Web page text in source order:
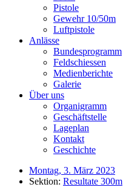
Pistole
Gewehr 10/50m
Luftpistole
Anlässe
Bundesprogramm
Feldschiessen
Medienberichte
Galerie
Über uns
Organigramm
Geschäftstelle
Lageplan
Kontakt
Geschichte
Montag, 3. März 2023
Sektion: Resultate 300m